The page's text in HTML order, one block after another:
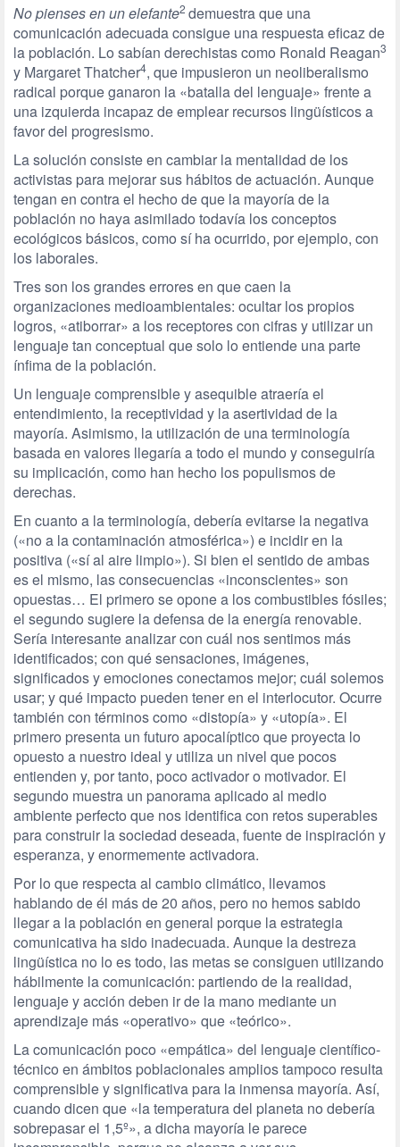
No pienses en un elefante2 demuestra que una
comunicación adecuada consigue una respuesta eficaz de
la población. Lo sabían derechistas como Ronald Reagan3
y Margaret Thatcher4, que impusieron un neoliberalismo
radical porque ganaron la «batalla del lenguaje» frente a
una izquierda incapaz de emplear recursos lingüísticos a
favor del progresismo.
La solución consiste en cambiar la mentalidad de los
activistas para mejorar sus hábitos de actuación. Aunque
tengan en contra el hecho de que la mayoría de la
población no haya asimilado todavía los conceptos
ecológicos básicos, como sí ha ocurrido, por ejemplo, con
los laborales.
Tres son los grandes errores en que caen la
organizaciones medioambientales: ocultar los propios
logros, «atiborrar» a los receptores con cifras y utilizar un
lenguaje tan conceptual que solo lo entiende una parte
ínfima de la población.
Un lenguaje comprensible y asequible atraería el
entendimiento, la receptividad y la asertividad de la
mayoría. Asimismo, la utilización de una terminología
basada en valores llegaría a todo el mundo y conseguiría
su implicación, como han hecho los populismos de
derechas.
En cuanto a la terminología, debería evitarse la negativa
(«no a la contaminación atmosférica») e incidir en la
positiva («sí al aire limpio»). Si bien el sentido de ambas
es el mismo, las consecuencias «inconscientes» son
opuestas… El primero se opone a los combustibles fósiles;
el segundo sugiere la defensa de la energía renovable.
Sería interesante analizar con cuál nos sentimos más
identificados; con qué sensaciones, imágenes,
significados y emociones conectamos mejor; cuál solemos
usar; y qué impacto pueden tener en el interlocutor. Ocurre
también con términos como «distopía» y «utopía». El
primero presenta un futuro apocalíptico que proyecta lo
opuesto a nuestro ideal y utiliza un nivel que pocos
entienden y, por tanto, poco activador o motivador. El
segundo muestra un panorama aplicado al medio
ambiente perfecto que nos identifica con retos superables
para construir la sociedad deseada, fuente de inspiración y
esperanza, y enormemente activadora.
Por lo que respecta al cambio climático, llevamos
hablando de él más de 20 años, pero no hemos sabido
llegar a la población en general porque la estrategia
comunicativa ha sido inadecuada. Aunque la destreza
lingüística no lo es todo, las metas se consiguen utilizando
hábilmente la comunicación: partiendo de la realidad,
lenguaje y acción deben ir de la mano mediante un
aprendizaje más «operativo» que «teórico».
La comunicación poco «empática» del lenguaje científico-
técnico en ámbitos poblacionales amplios tampoco resulta
comprensible y significativa para la inmensa mayoría. Así,
cuando dicen que «la temperatura del planeta no debería
sobrepasar el 1,5º», a dicha mayoría le parece